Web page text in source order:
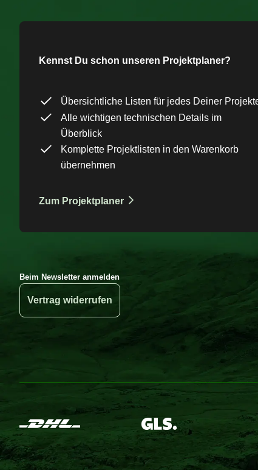
Kennst Du schon unseren Projektplaner?
Übersichtliche Listen für jedes Deiner
Alle wichtigen technischen Details im
Überblick
Komplette Projektlisten in den Warenkorb
übernehmen
Zum Projektplaner
Beim Newsletter anmelden
Vertrag widerrufen